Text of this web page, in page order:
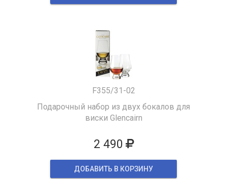
F355/31-02
Подарочный набор из двух бокалов для
виски Glencairn
2 490
ДОБАВИТЬ В КОРЗИНУ